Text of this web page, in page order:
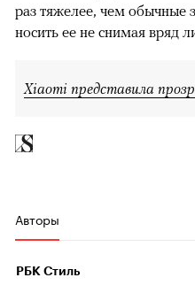
раз тяжелее, чем обычные
носить ее не снимая вряд
Xiaomi представила
Авторы
РБК Стиль